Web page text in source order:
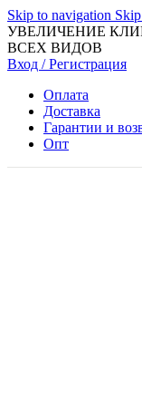
Skip to navigation
УВЕЛИЧЕНИЕ
ВСЕХ ВИДОВ
Вход / Регистрация
Оплата
Доставка
Гарантии и
Опт